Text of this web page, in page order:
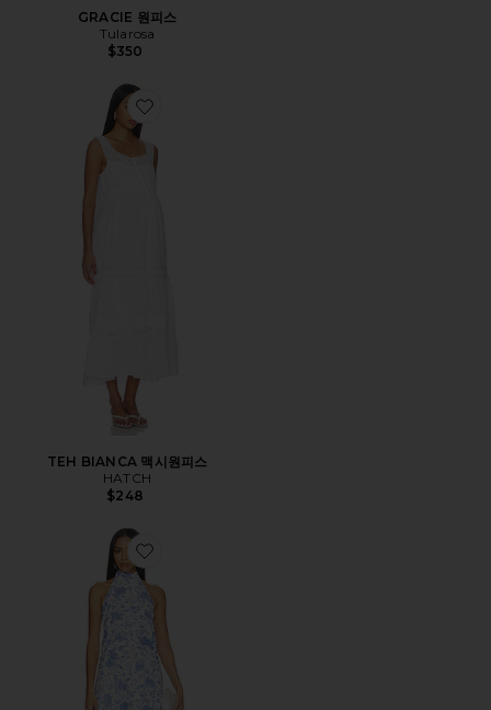
GRACIE 원피스
Tularosa
$350
Favorite TEH BIANCA 맥시원피스
TEH BIANCA 맥시원피스
HATCH
$248
Favorite ELIN 원피스